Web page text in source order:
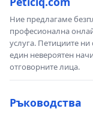
Ние предлагаме
професионална
услуга. Петициите
един невероятен
отговорните лица.
Ръководства